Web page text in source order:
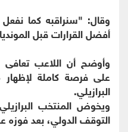
وقال: "سنراقبه كما نفعل
أفضل القرارات قبل
وأوضح أن اللاعب
على فرصة كاملة
البرازيلي.
ويخوض المنتخب
التوقف الدولي، بعد فوزه على